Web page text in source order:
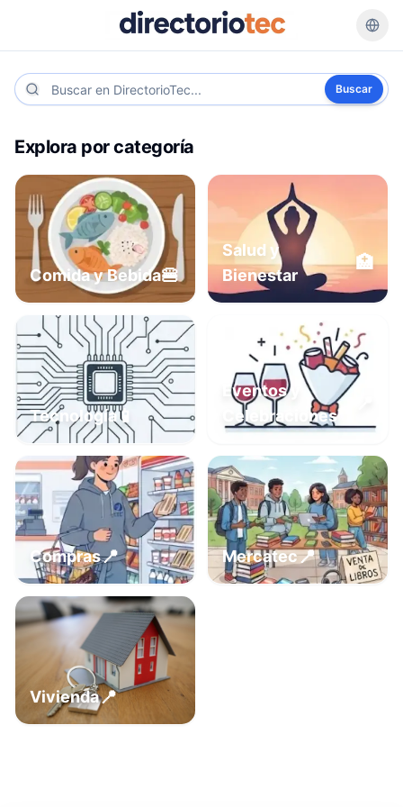
Buscar
Explora por categoría
Comida y Bebida🍔
Salud y
Bienestar
🏥
Tecnología📱
Eventos y
Celebraciones
Compras📍 Mercatec📍
Vivienda📍